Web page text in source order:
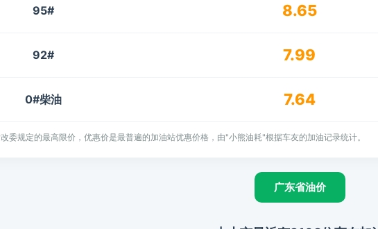
95# 8.65
92# 7.99
0#柴油 7.64
委规定的最高限价，优惠价是最普遍的加油站优惠价格，由"小熊油耗"根据车友的加油记录统计。
广东省油价